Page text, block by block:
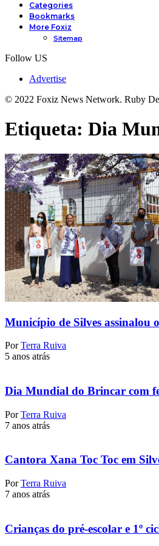
Categories
Bookmarks
More Foxiz
Sitemap
Follow US
Advertise
© 2022 Foxiz News Network. Ruby
Etiqueta: Dia
Município de Silves
Por Terra Ruiva
5 anos atrás
Dia Mundial do Brincar com
Por Terra Ruiva
7 anos atrás
Cantora Xana Toc Toc em
Por Terra Ruiva
7 anos atrás
Crianças do pré-escolar e 1º